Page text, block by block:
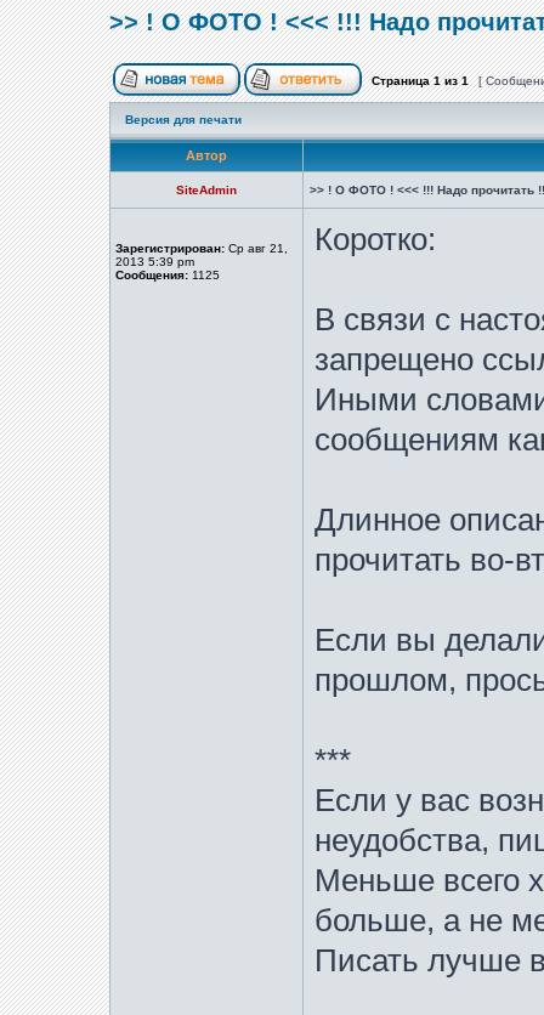
>> ! О ФОТО ! <<< !!! Надо
Страница1из1 [
Версия для печати
Автор
SiteAdmin >> ! О ФОТО ! <<< !!! Надо прочитать
Зарегистрирован: Ср авг 21,
2013 5:39 pm
Сообщения: 1125
Коротко:
В связи с
запрещено
Иными
сообщениям
Длинное
прочитать во-
Если вы
прошлом,
***
Если у вас
неудобства,
Меньше всего
больше, а не
Писать лучше